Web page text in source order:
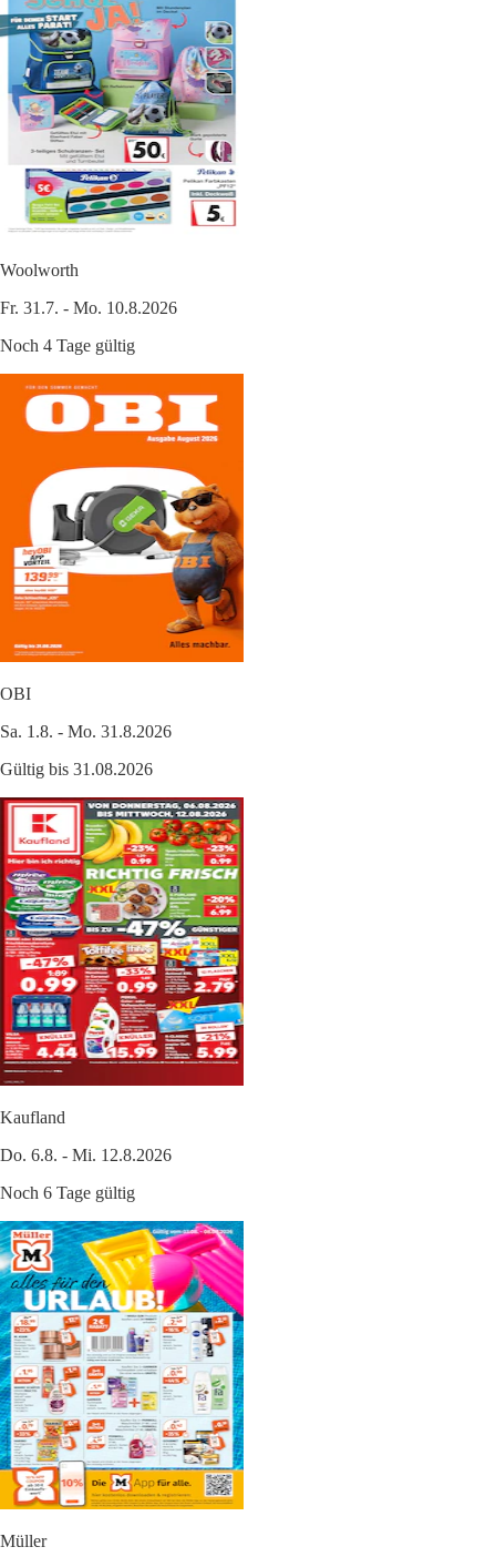
Woolworth
Fr. 31.7. - Mo. 10.8.2026
Noch 4 Tage gültig
OBI
Sa. 1.8. - Mo. 31.8.2026
Gültig bis 31.08.2026
Kaufland
Do. 6.8. - Mi. 12.8.2026
Noch 6 Tage gültig
Müller